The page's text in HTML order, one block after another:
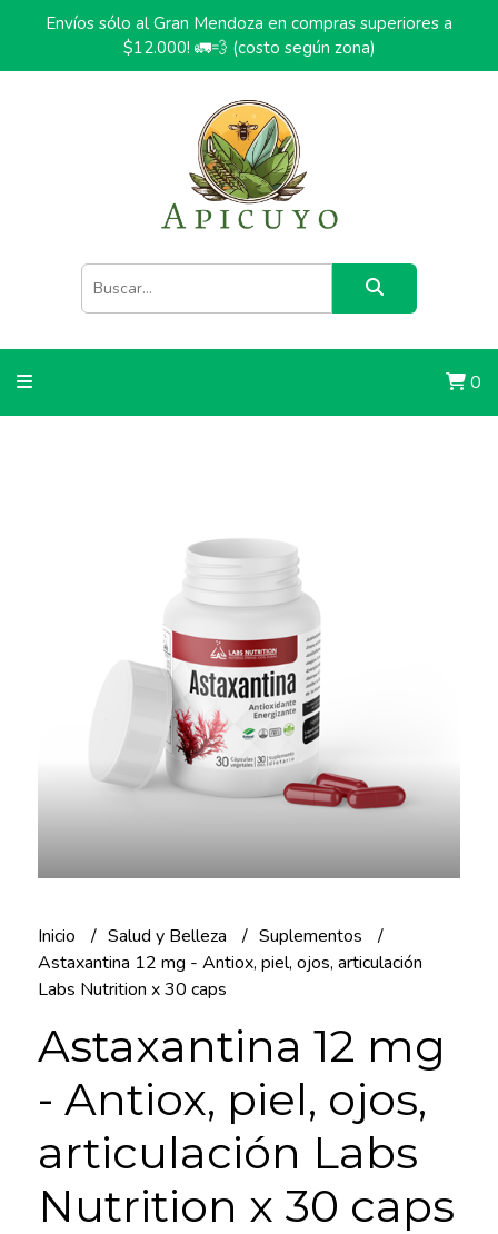
Envíos sólo al Gran Mendoza en compras superiores a
$12.000! 🚛💨 (costo según zona)
0
Inicio Salud y Belleza
Suplementos
Astaxantina 12 mg - Antiox, piel, ojos, articulación
Labs Nutrition x 30 caps
Astaxantina 12 mg
- Antiox, piel, ojos,
articulación Labs
Nutrition x 30 caps